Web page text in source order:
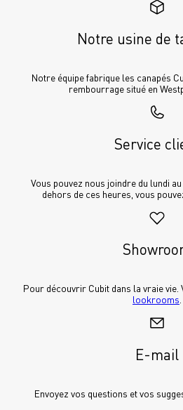
Notre usine de
Notre équipe fabrique les canapés
rembourrage situé en
Service
Vous pouvez nous joindre du lundi
dehors de ces heures, vous
Pour découvrir Cubit dans la vraie vie.
lookrooms
E-mail
Envoyez vos questions et vos